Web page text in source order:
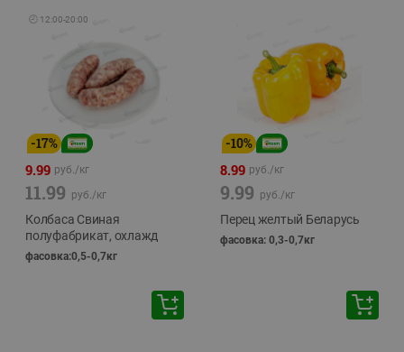
🕘 12:00-20:00
-17%
9.99 руб./кг
11.99 руб./кг
Колбаса Свиная
полуфабрикат, охлажд
фасовка:0,5-0,7кг
-10%
8.99 руб./кг
9.99 руб./кг
Перец желтый Беларусь
фасовка: 0,3-0,7кг